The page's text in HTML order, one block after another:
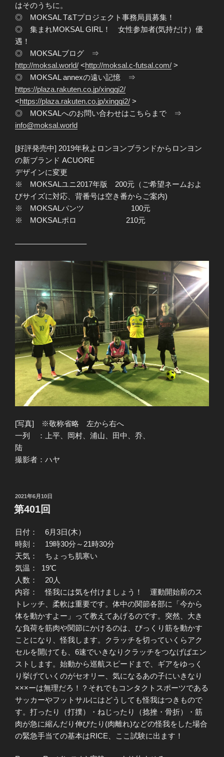
はそのうちに。
◎ MOKSAL T&Tプロジェクト事務局員募集！
◎ 集まれMOKSAL GIRL！ 女性参加者(気持だけ）優
遇！
◎ MOKSALブログ ⇒
http://moksal.world/ <http://moksal.c-futsal.com/ >
◎ MOKSAL annexの遠い記憶 ⇒
https://plaza.rakuten.co.jp/xingqi2/
<https://plaza.rakuten.co.jp/xingqi2/ >
◎ MOKSALへのお問い合わせはこちらまで ⇒
info@moksal.world
[好評発売中] 2019年秋よロンヨンブランドからロンヨン
の新ブランド ACUORE
デザインに変更
※ MOKSALユニ2017年版 200元（ご希望ネームおよ
びサイズに対応、背番号は空き番からご案内)
※ MOKSALパンツ 100元
※ MOKSALポロ 210元
—————————–
[写真] ※敬称省略 左から右へ
一列 ：上平、岡村、浦山、田中、乔、
陆
撮影者：ハヤ
投
稿
日:
2021年6月10日
第401回
日付： 6月3日(木）
時刻： 19時30分～21時30分
天気： ちょっち肌寒い
気温： 19℃
人数： 20人
内容： 怪我には気を付けましょう！ 運動開始前のス
トレッチ、柔軟は重要です。体中の関節各部に「今から
体を動かすよー」って教えてあげるのです。突然、大き
な負荷を筋肉や関節にかけるのは、びっくり筋を動かす
ことになり、怪我します。クラッチを切っていくらアク
セルを開けても、6速でいきなりクラッチをつなげばエン
ストします。始動から巡航スピードまで、ギアをゆっく
り挙げていくのがセオリー、気になるあの子にいきなり
×××ーは無理だろ！？それでもコンタクトスポーツである
サッカーやフットサルにはどうしても怪我はつきもので
す。打ったり（打撲）・ねじったり（捻挫・骨折）・筋
肉が急に縮んだり伸びたり(肉離れ)などの怪我をした場合
の緊急手当ての基本はRICE、ここ試験に出ます！